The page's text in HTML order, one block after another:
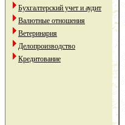
Бухгалтерский учет и аудит
Валютные отношения
Ветеринария
Делопроизводство
Кредитование